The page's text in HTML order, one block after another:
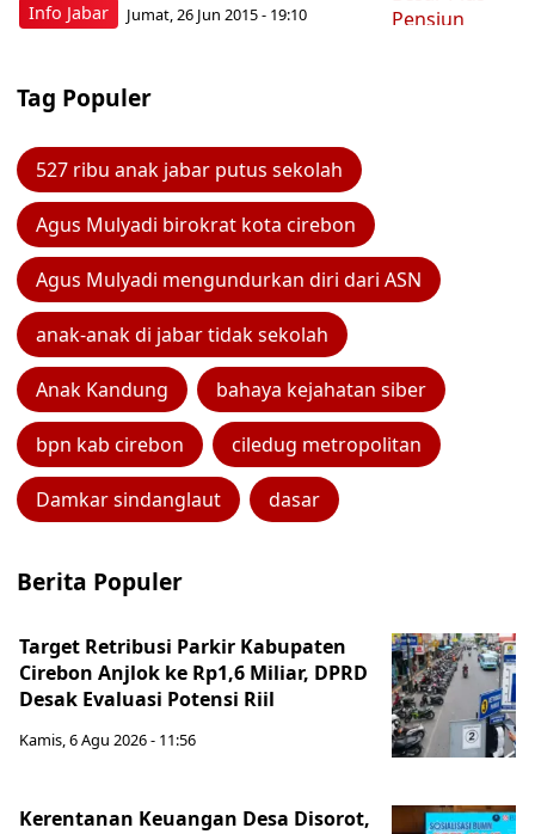
Info Jabar Jumat, 26 Jun 2015 - 19:10
Tag Populer
527 ribu anak jabar putus sekolah
Agus Mulyadi birokrat kota cirebon
Agus Mulyadi mengundurkan diri dari ASN
anak-anak di jabar tidak sekolah
Anak Kandung bahaya kejahatan siber
bpn kab cirebon ciledug metropolitan
Damkar sindanglaut dasar
Berita Populer
Target Retribusi Parkir Kabupaten
Cirebon Anjlok ke Rp1,6 Miliar, DPRD
Desak Evaluasi Potensi Riil
Kamis, 6 Agu 2026 - 11:56
Kerentanan Keuangan Desa Disorot,